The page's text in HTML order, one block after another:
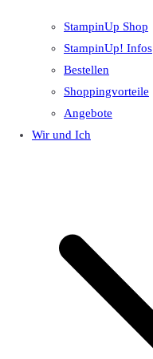
StampinUp Shop
StampinUp! Infos
Bestellen
Shoppingvorteile
Angebote
Wir und Ich